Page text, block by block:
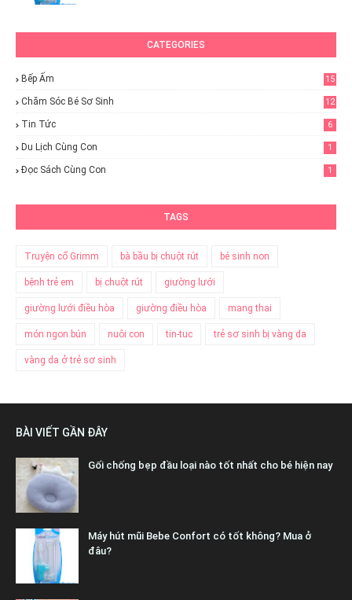
CATEGORIES
Bếp Ấm 15
Chăm Sóc Bé Sơ Sinh 12
Tin Tức 6
Du Lịch Cùng Con 1
Đọc Sách Cùng Con 1
TAGS
Truyện cổ Grimm bà bầu bị chuột rút bé sinh non
bệnh trẻ em bị chuột rút giường lưới
giường lưới điều hòa giường điều hòa mang thai
món ngon bún nuôi con tin-tuc trẻ sơ sinh bị vàng da
vàng da ở trẻ sơ sinh
BÀI VIẾT GẦN ĐÂY
Gối chống bẹp đầu loại nào tốt nhất cho bé hiện nay
Máy hút mũi Bebe Confort có tốt không? Mua ở
đâu?